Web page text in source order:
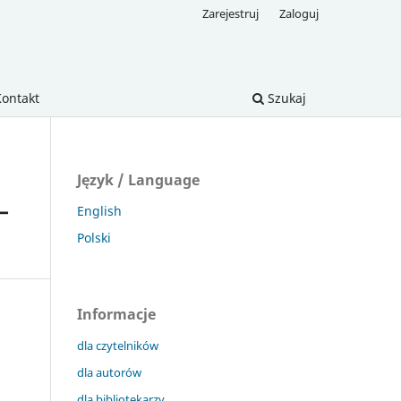
Szukaj
Zarejestruj Zaloguj
Język / Language
English
Polski
Informacje
dla czytelników
dla autorów